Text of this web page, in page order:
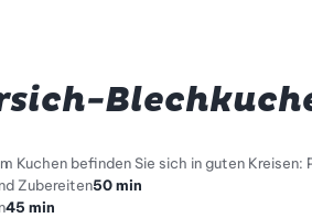
Kuchen befinden Sie sich in guten
Zubereiten50 min
45 min